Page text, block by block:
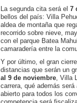
La segunda cita será el 7
bellos del país: Villa
aldea de montaña que
recorrido sobre nieve,
con el parque Batea
camaradería entre la
Y por último, el gran
distancias que serán un
al 9 de noviembre, Villa
carrera, qué además
abierto para todos los